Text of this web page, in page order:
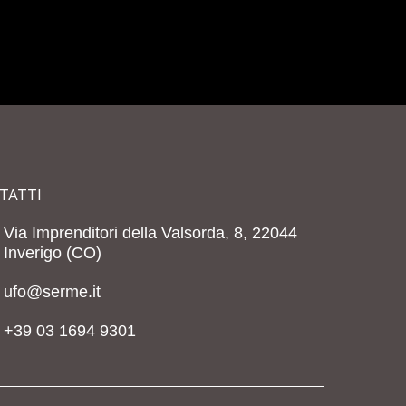
Via Imprenditori della Valsorda, 8, 22044
Inverigo (CO)
ufo@serme.it
+39 03 1694 9301